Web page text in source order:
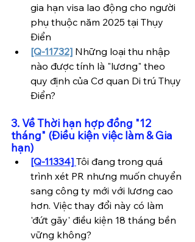
gia hạn visa lao động cho người
phụ thuộc năm 2025 tại Thụy
Điển
[Q-11732] Những loại thu nhập
nào được tính là "lương" theo
quy định của Cơ quan Di trú Thụy
Điển?
3. Về Thời hạn hợp đồng "12
tháng" (Điều kiện việc làm & Gia
hạn)
[Q-11334] Tôi đang trong quá
trình xét PR nhưng muốn chuyển
sang công ty mới với lương cao
hơn. Việc thay đổi này có làm
'đứt gãy' điều kiện 18 tháng bền
vững không?